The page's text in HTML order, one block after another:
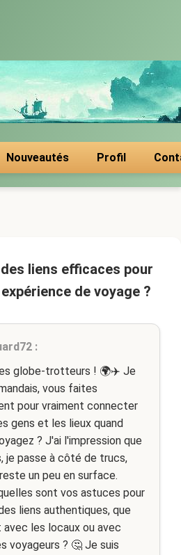
Nouveautés Profil
liens efficaces pour
de voyage ?
:
globe-trotteurs ! 🌍✈️ Je
vous faites
pour vraiment connecter
gens et les lieux quand
? J'ai l'impression que
je passe à côté de trucs,
un peu en surface.
sont vos astuces pour
liens authentiques, que
les locaux ou avec
voyageurs ? 🤔 Je suis